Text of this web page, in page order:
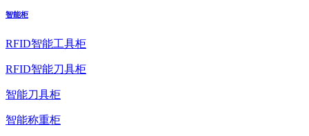
智能柜
RFID智能工具柜
RFID智能刀具柜
智能刀具柜
智能称重柜